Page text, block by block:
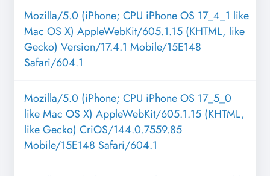
Mozilla/5.0 (iPhone; CPU iPhone OS 17_4_1 like
Mac OS X) AppleWebKit/605.1.15 (KHTML, like
Gecko) Version/17.4.1 Mobile/15E148
Safari/604.1
Mozilla/5.0 (iPhone; CPU iPhone OS 17_5_0
like Mac OS X) AppleWebKit/605.1.15 (KHTML,
like Gecko) CriOS/144.0.7559.85
Mobile/15E148 Safari/604.1